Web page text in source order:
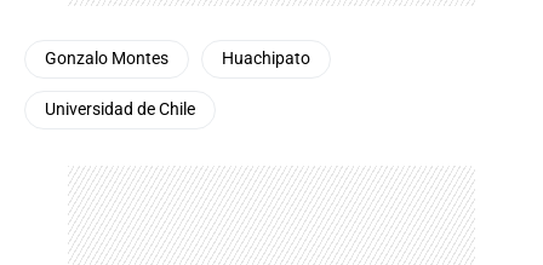
Gonzalo Montes Huachipato
Universidad de Chile